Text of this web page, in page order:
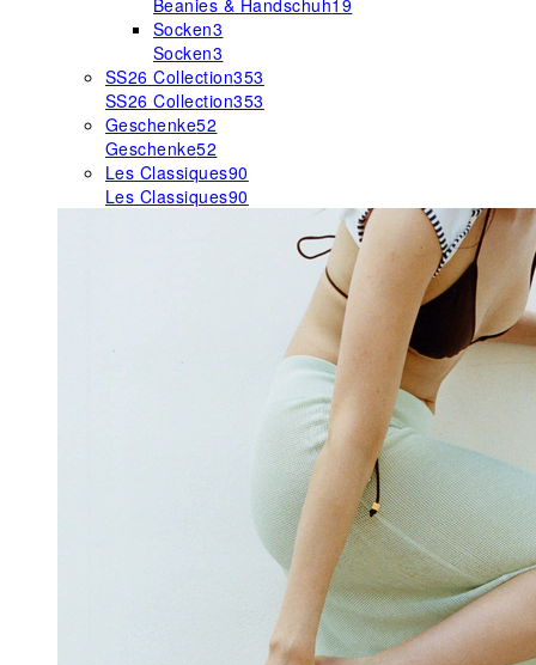
Beanies & Handschuh19
Socken3
Socken3
SS26 Collection353
SS26 Collection353
Geschenke52
Geschenke52
Les Classiques90
Les Classiques90